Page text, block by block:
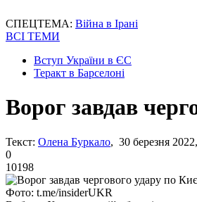
СПЕЦТЕМА: Війна в Ірані
ВСІ ТЕМИ
Вступ України в ЄС
Теракт в Барселоні
Ворог завдав
Текст: Олена Буркало, 30 березня
0
10198
Фото: t.me/insiderUKR